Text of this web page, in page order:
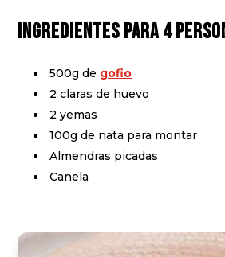
Ingredientes para 4
500g de gofio
2 claras de huevo
2 yemas
100g de nata para montar
Almendras picadas
Canela